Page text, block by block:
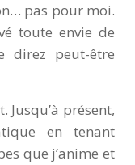
pas pour moi.
toute envie de
direz peut-être
Jusqu’à présent,
en tenant
que j’anime et